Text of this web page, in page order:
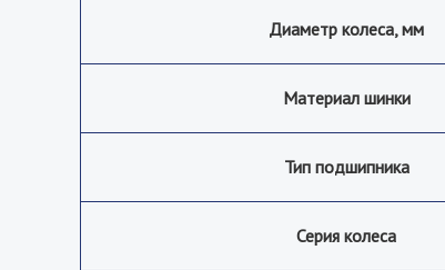
Диаметр колеса, мм
Материал шинки
Тип подшипника
Серия колеса